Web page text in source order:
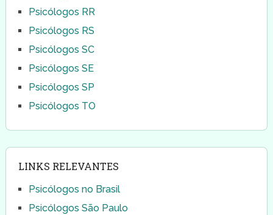
Psicólogos RR
Psicólogos RS
Psicólogos SC
Psicólogos SE
Psicólogos SP
Psicólogos TO
LINKS RELEVANTES
Psicólogos no Brasil
Psicólogos São Paulo